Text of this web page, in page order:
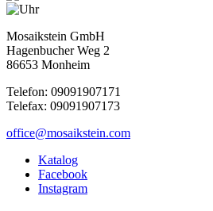
Mosaikstein GmbH
Hagenbucher Weg 2
86653 Monheim
Telefon: 09091907171
Telefax: 09091907173
office@mosaikstein.com
Katalog
Facebook
Instagram